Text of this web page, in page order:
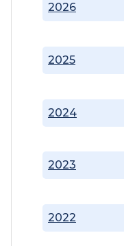
2022
2023
2024
2025
2026